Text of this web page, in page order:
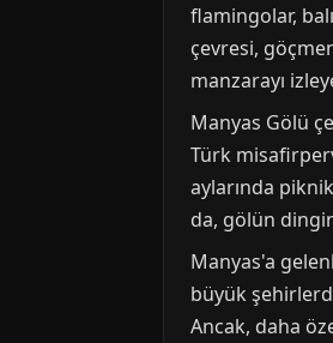
flamingolar,
çevresi,
manzarayı
Manyas Gölü
Türk
aylarında
da, gölün
Manyas'a
büyük
Ancak, daha